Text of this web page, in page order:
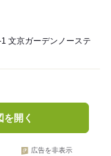
文京ガーデンノーステ
開く
広告を非表示